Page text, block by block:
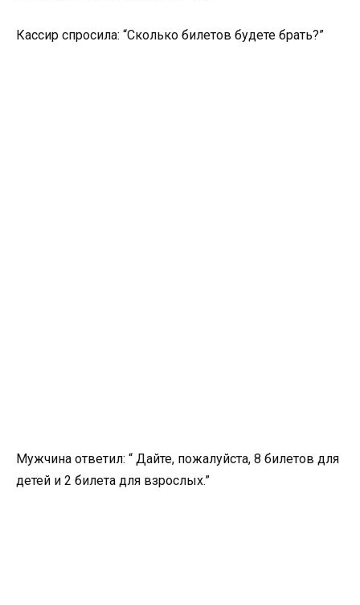
Кассир спросила: “Сколько билетов будете брать?”
Мужчина ответил: “ Дайте, пожалуйста, 8 билетов для
детей и 2 билета для взрослых.”